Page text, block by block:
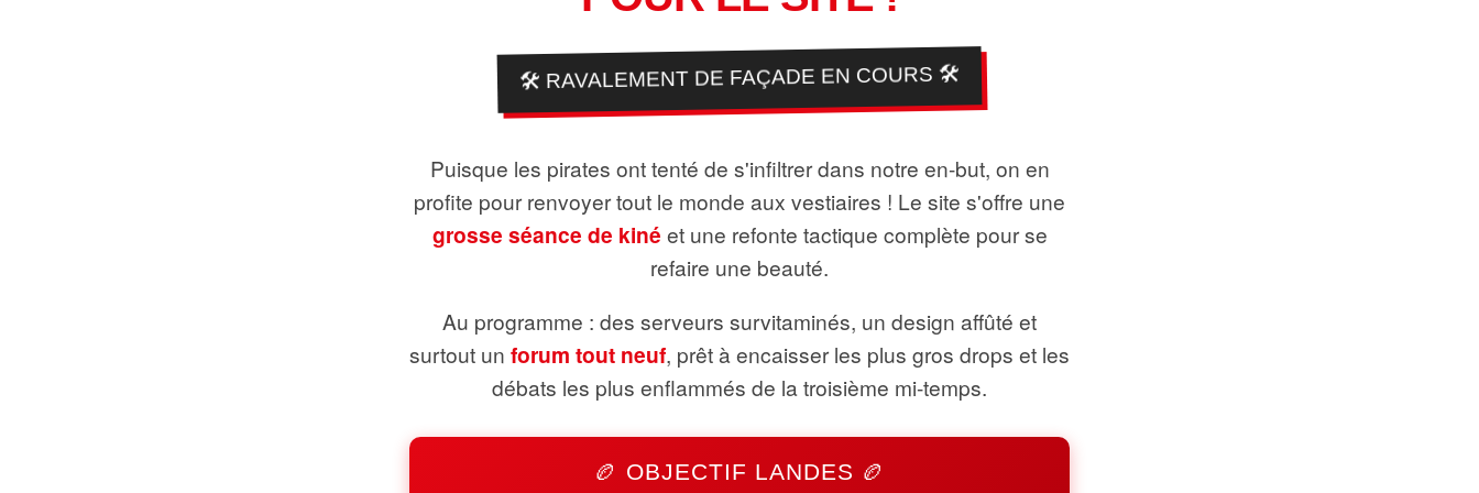
🛠️ RAVALEMENT DE FAÇADE EN COURS 🛠️
Puisque les pirates ont tenté de s'infiltrer dans notre en-but, on en
profite pour renvoyer tout le monde aux vestiaires ! Le site s'offre une
grosse séance de kiné et une refonte tactique complète pour se
refaire une beauté.
Au programme : des serveurs survitaminés, un design affûté et
surtout un forum tout neuf, prêt à encaisser les plus gros drops et les
débats les plus enflammés de la troisième mi-temps.
🏉 OBJECTIF LANDES 🏉